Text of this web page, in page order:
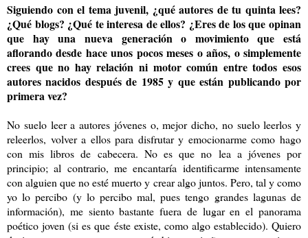
Siguiendo con el tema juvenil, ¿qué autores de tu quinta lees?
¿Qué blogs? ¿Qué te interesa de ellos? ¿Eres de los que opinan
que hay una nueva generación o movimiento que está
aflorando desde hace unos pocos meses o años, o simplemente
crees que no hay relación ni motor común entre todos esos
autores nacidos después de 1985 y que están publicando por
primera vez?
No suelo leer a autores jóvenes o, mejor dicho, no suelo leerlos y
releerlos, volver a ellos para disfrutar y emocionarme como hago
con mis libros de cabecera. No es que no lea a jóvenes por
principio; al contrario, me encantaría identificarme intensamente
con alguien que no esté muerto y crear algo juntos. Pero, tal y como
yo lo percibo (y lo percibo mal, pues tengo grandes lagunas de
información), me siento bastante fuera de lugar en el panorama
poético joven (si es que éste existe, como algo establecido). Quiero